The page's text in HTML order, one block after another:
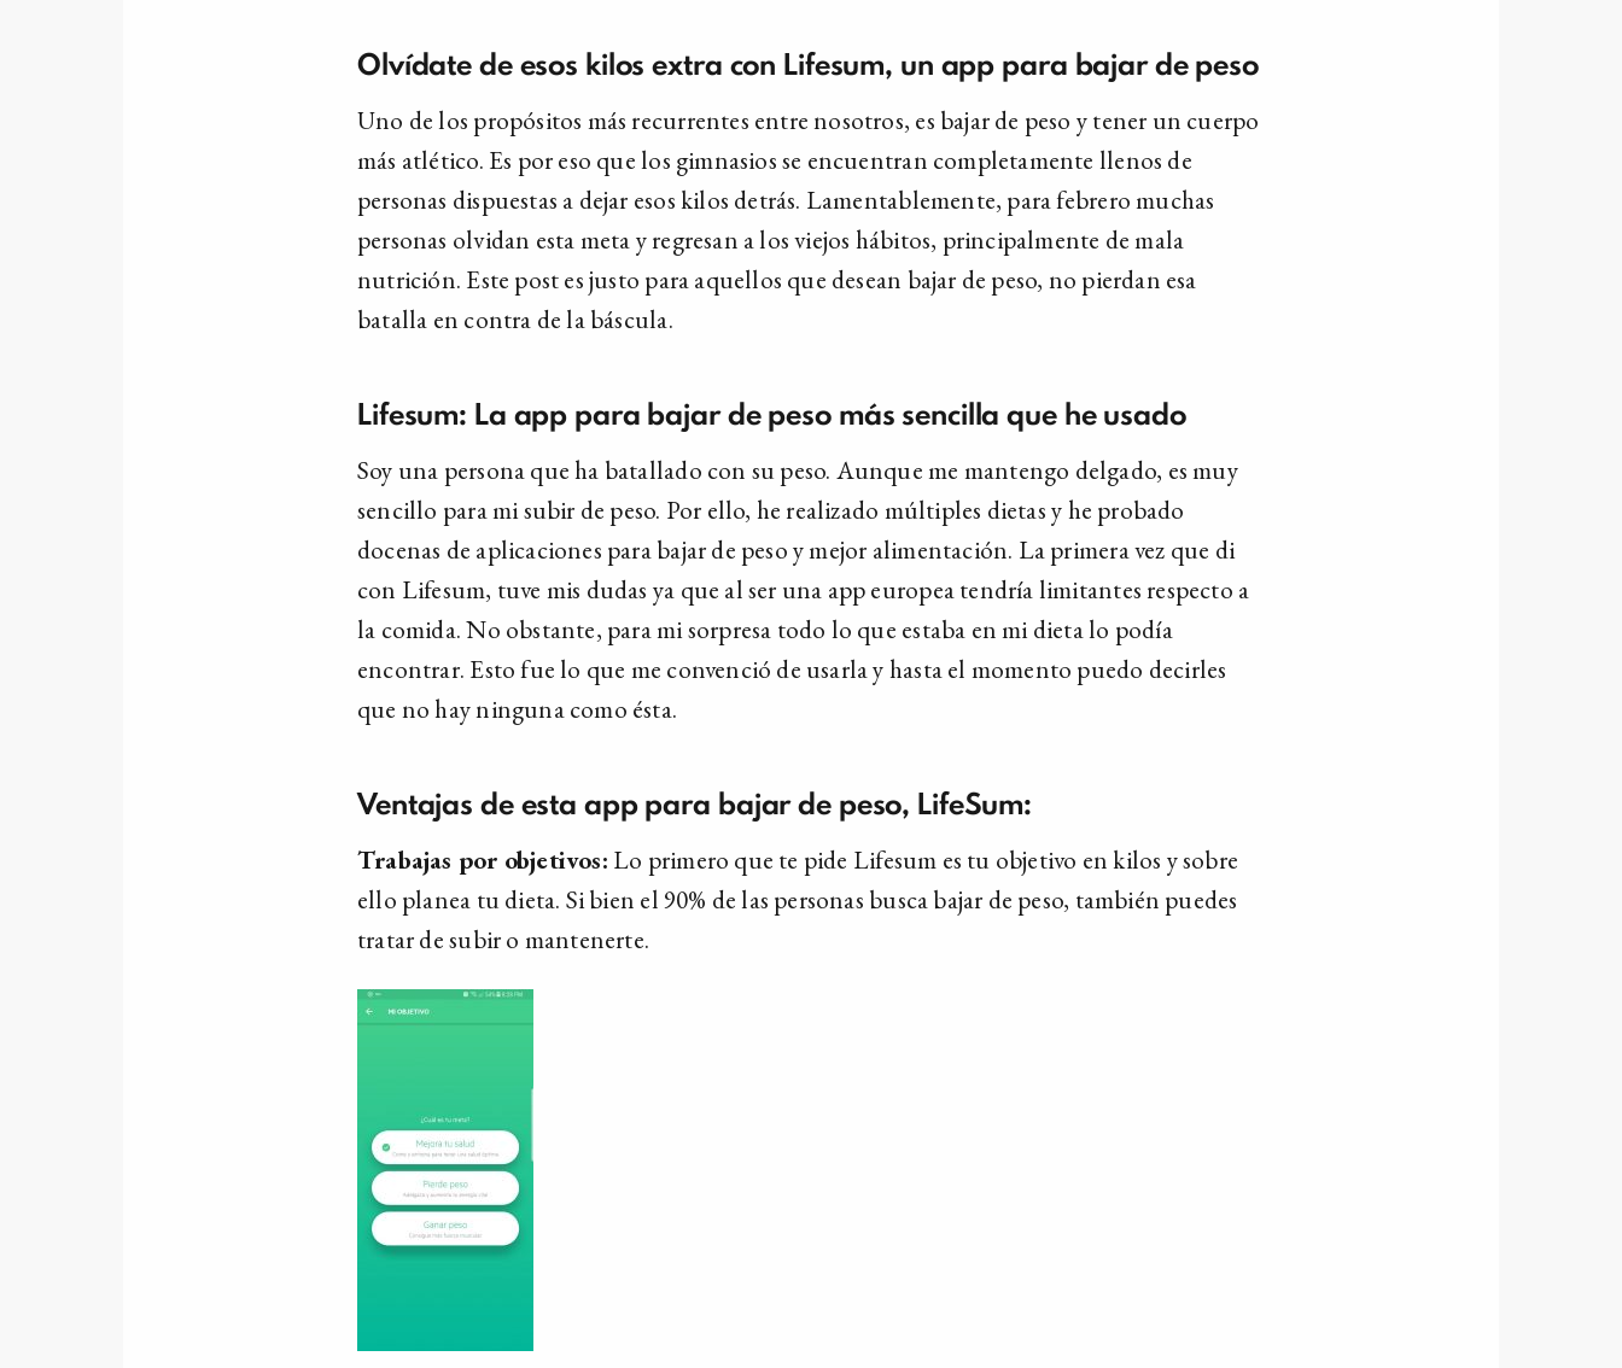
Olvídate de esos kilos extra con Lifesum, un app para bajar depeso
Uno de los propósitos más recurrentes entre nosotros, es bajar de peso y tener un cuerpo
más atlético. Es por eso que los gimnasios se encuentran completamente llenos de
personas dispuestas a dejar esos kilos detrás. Lamentablemente, para febrero muchas
personas olvidan esta meta y regresan a los viejos hábitos, principalmente de mala
nutrición. Este post es justo para aquellos que desean bajar de peso, no pierdan esa
batalla en contra de la báscula.
Lifesum: La app para bajar de peso más sencilla que heusado
Soy una persona que ha batallado con su peso. Aunque me mantengo delgado, es muy
sencillo para mi subir de peso. Por ello, he realizado múltiples dietas y he probado
docenas de aplicaciones para bajar de peso y mejor alimentación. La primera vez que di
con Lifesum, tuve mis dudas ya que al ser una app europea tendría limitantes respecto a
la comida. No obstante, para mi sorpresa todo lo que estaba en mi dieta lo podía
encontrar. Esto fue lo que me convenció de usarla y hasta el momento puedo decirles
que no hay ninguna como ésta.
Ventajas de esta app para bajar de peso, LifeSum:
Trabajas por objetivos: Lo primero que te pide Lifesum es tu objetivo en kilos y sobre
ello planea tu dieta. Si bien el 90% de las personas busca bajar de peso, también puedes
tratar de subir o mantenerte.